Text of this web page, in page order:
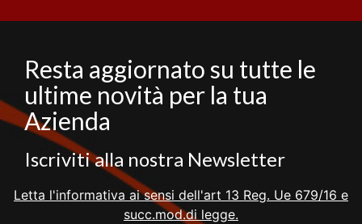
Resta aggiornato su tutte le
ultime novità per la tua
Azienda
Iscriviti alla nostra Newsletter
Letta l'informativa ai sensi dell'art 13 Reg. Ue 679/16 e
succ.mod.di legge.